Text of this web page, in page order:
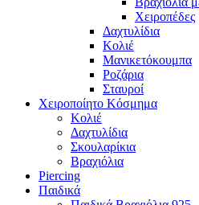
Χειροπέδες
Δαχτυλίδια
Κολιέ
Μανικετόκουμπα
Ροζάρια
Σταυροί
Χειροποίητο Κόσμημα
Κολιέ
Δαχτυλίδια
Σκουλαρίκια
Βραχιόλια
Piercing
Παιδικά